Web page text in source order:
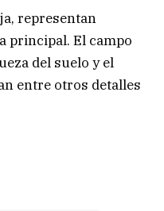
representan
principal. El campo
del suelo y el
entre otros detalles